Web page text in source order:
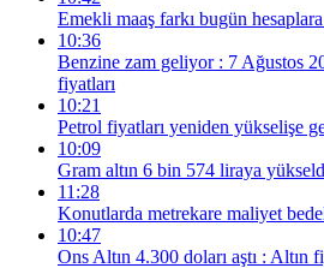
Emekli maaş farkı bugün
10:36
Benzine zam geliyor : 7 Ağustos
fiyatları
10:21
Petrol fiyatları yeniden yükselişe
10:09
Gram altın 6 bin 574 liraya
11:28
Konutlarda metrekare maliyet
10:47
Ons Altın 4.300 doları aştı : Altın